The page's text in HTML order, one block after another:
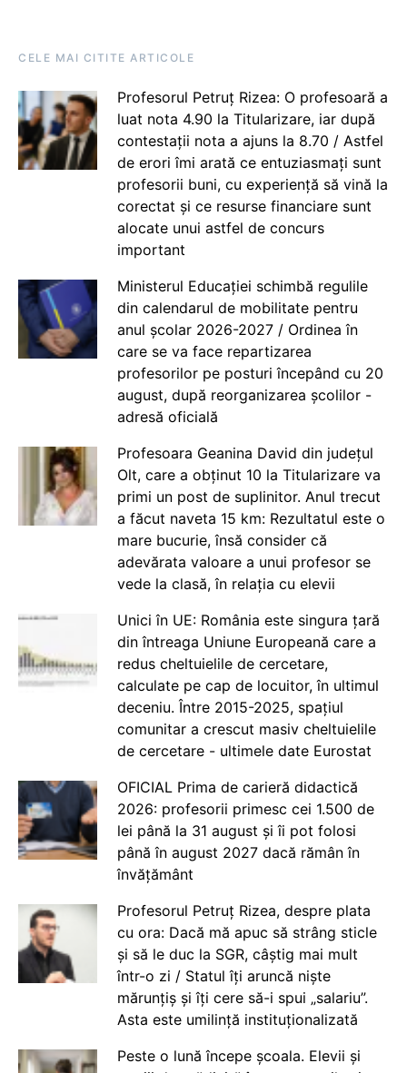
CELE MAI CITITE ARTICOLE
Profesorul Petruț Rizea: O profesoară a
luat nota 4.90 la Titularizare, iar după
contestații nota a ajuns la 8.70 / Astfel
de erori îmi arată ce entuziasmați sunt
profesorii buni, cu experiență să vină la
corectat și ce resurse financiare sunt
alocate unui astfel de concurs
important
Ministerul Educației schimbă regulile
din calendarul de mobilitate pentru
anul școlar 2026-2027 / Ordinea în
care se va face repartizarea
profesorilor pe posturi începând cu 20
august, după reorganizarea școlilor -
adresă oficială
Profesoara Geanina David din județul
Olt, care a obținut 10 la Titularizare va
primi un post de suplinitor. Anul trecut
a făcut naveta 15 km: Rezultatul este o
mare bucurie, însă consider că
adevărata valoare a unui profesor se
vede la clasă, în relația cu elevii
Unici în UE: România este singura țară
din întreaga Uniune Europeană care a
redus cheltuielile de cercetare,
calculate pe cap de locuitor, în ultimul
deceniu. Între 2015-2025, spațiul
comunitar a crescut masiv cheltuielile
de cercetare - ultimele date Eurostat
OFICIAL Prima de carieră didactică
2026: profesorii primesc cei 1.500 de
lei până la 31 august și îi pot folosi
până în august 2027 dacă rămân în
învățământ
Profesorul Petruț Rizea, despre plata
cu ora: Dacă mă apuc să strâng sticle
și să le duc la SGR, câștig mai mult
într-o zi / Statul îți aruncă niște
mărunțiș și îți cere să-i spui „salariu”.
Asta este umilință instituționalizată
Peste o lună începe școala. Elevii și